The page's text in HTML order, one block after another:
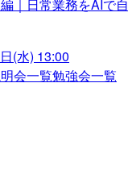
｜日常業務をAIで
(水) 13:00
会一覧勉強会一覧